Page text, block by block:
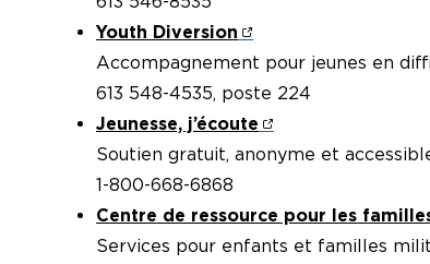
Youth Diversion
Accompagnement pour jeunes en
613 548-4535, poste 224
Jeunesse, j’écoute
Soutien gratuit, anonyme et
1-800-668-6868
Centre de ressource pour les
Services pour enfants et familles